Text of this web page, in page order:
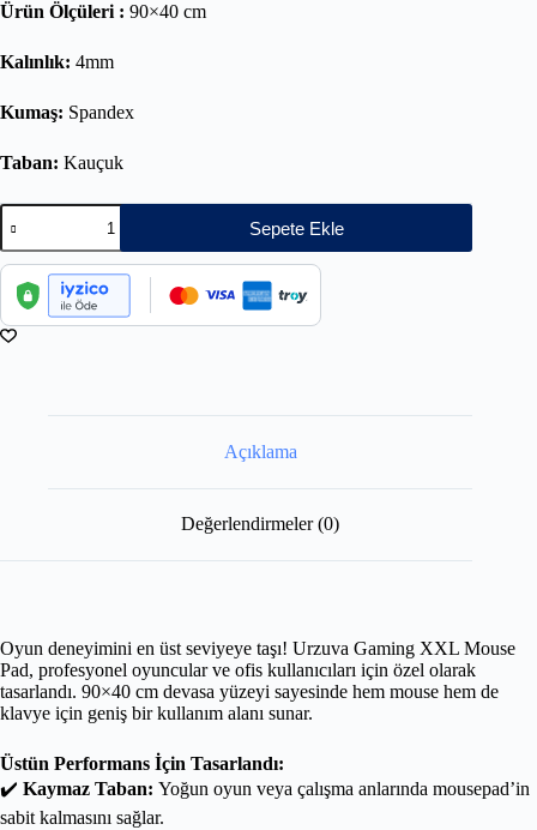
Ürün Ölçüleri : 90×40 cm
Kalınlık: 4mm
Kumaş: Spandex
Taban: Kauçuk
Sepete Ekle
Açıklama
Değerlendirmeler (0)
Oyun deneyimini en üst seviyeye taşı! Urzuva Gaming XXL Mouse
Pad, profesyonel oyuncular ve ofis kullanıcıları için özel olarak
tasarlandı. 90×40 cm devasa yüzeyi sayesinde hem mouse hem de
klavye için geniş bir kullanım alanı sunar.
Üstün Performans İçin Tasarlandı:
✔️ Kaymaz Taban: Yoğun oyun veya çalışma anlarında mousepad’in
sabit kalmasını sağlar.